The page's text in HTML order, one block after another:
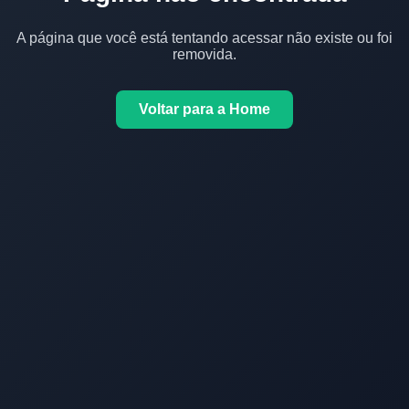
A página que você está tentando acessar não existe ou foi
removida.
Voltar para a Home